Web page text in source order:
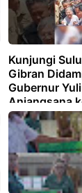
Kunjungi
Gibran
Gubernur
Anjangsana
Gempa
Minahasa